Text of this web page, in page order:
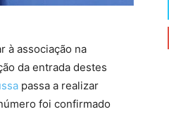
à associação na
da entrada destes
passa a realizar
foi confirmado